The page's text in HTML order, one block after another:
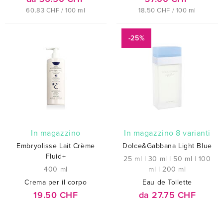
60.83 CHF / 100 ml 18.50 CHF / 100 ml
In magazzino
Embryolisse Lait Crème
Fluid+
400 ml
Crema per il corpo
19.50 CHF
-25%
In magazzino 8 varianti
Dolce&Gabbana Light Blue
25 ml | 30 ml | 50 ml | 100
ml |200 ml
Eau de Toilette
da 27.75 CHF